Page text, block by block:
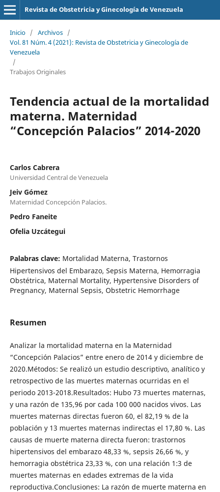
Revista de Obstetricia y Ginecología de Venezuela
Inicio / Archivos /
Vol. 81 Núm. 4 (2021): Revista de Obstetricia y Ginecología de
Venezuela
/
Trabajos Originales
Tendencia actual de la mortalidad
materna. Maternidad
“Concepción Palacios” 2014-2020
Carlos Cabrera
Universidad Central de Venezuela
Jeiv Gómez
Maternidad Concepción Palacios.
Pedro Faneite
Ofelia Uzcátegui
Palabras clave: Mortalidad Materna, Trastornos
Hipertensivos del Embarazo, Sepsis Materna, Hemorragia
Obstétrica, Maternal Mortality, Hypertensive Disorders of
Pregnancy, Maternal Sepsis, Obstetric Hemorrhage
Resumen
Analizar la mortalidad materna en la Maternidad
“Concepción Palacios” entre enero de 2014 y diciembre de
2020.Métodos: Se realizó un estudio descriptivo, analítico y
retrospectivo de las muertes maternas ocurridas en el
periodo 2013-2018.Resultados: Hubo 73 muertes maternas,
y una razón de 135,96 por cada 100 000 nacidos vivos. Las
muertes maternas directas fueron 60, el 82,19 % de la
población y 13 muertes maternas indirectas el 17,80 %. Las
causas de muerte materna directa fueron: trastornos
hipertensivos del embarazo 48,33 %, sepsis 26,66 %, y
hemorragia obstétrica 23,33 %, con una relación 1:3 de
muertes maternas en edades extremas de la vida
reproductiva.Conclusiones: La razón de muerte materna en